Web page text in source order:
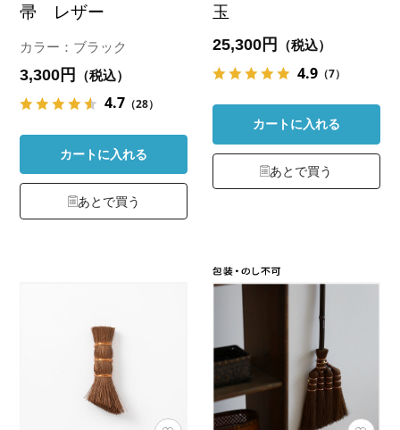
帚 レザー
カラー：ブラック
3,300円 （税込）
4.7 （28）
カートに入れる
あとで買う
玉
25,300円 （税込）
4.9 （7）
カートに入れる
あとで買う